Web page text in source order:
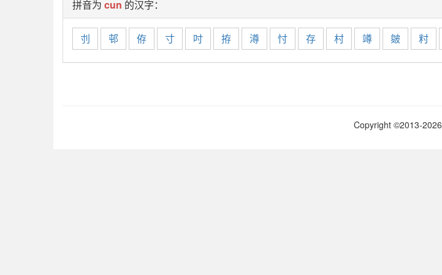
拼音为 cun 的汉字：
刌 邨 侟 寸 吋 拵 澊 忖 存 村 竴 皴 籿
Copyright ©2013-2026